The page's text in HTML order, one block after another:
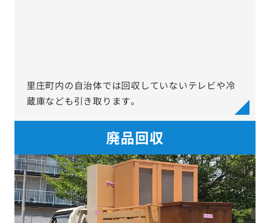
里庄町内の自治体では回収していないテレビや冷
蔵庫なども引き取ります。
廃品回収